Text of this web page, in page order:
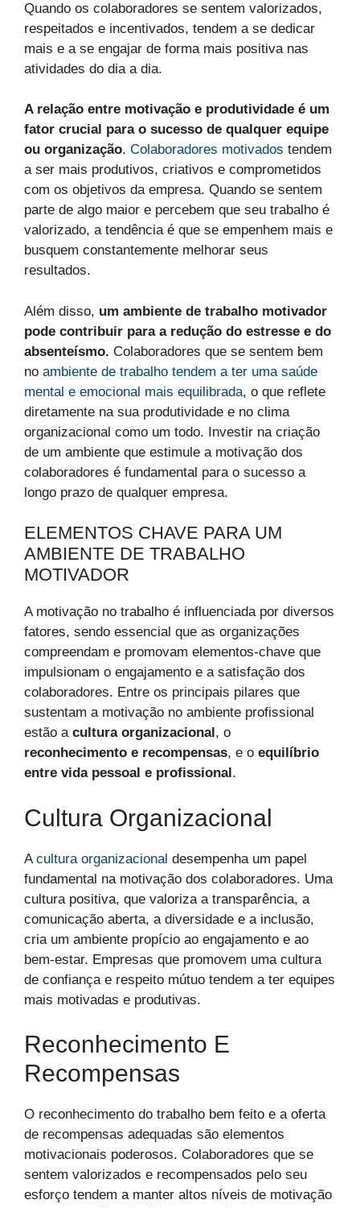
Quando os colaboradores se sentem valorizados,
respeitados e incentivados, tendem a se dedicar
mais e a se engajar de forma mais positiva nas
atividades do dia a dia.
A relação entre motivação e produtividade é um
fator crucial para o sucesso de qualquer equipe
ou organização. Colaboradores motivados tendem
a ser mais produtivos, criativos e comprometidos
com os objetivos da empresa. Quando se sentem
parte de algo maior e percebem que seu trabalho é
valorizado, a tendência é que se empenhem mais e
busquem constantemente melhorar seus
resultados.
Além disso, um ambiente de trabalho motivador
pode contribuir para a redução do estresse e do
absenteísmo. Colaboradores que se sentem bem
no ambiente de trabalho tendem a ter uma saúde
mental e emocional mais equilibrada, o que reflete
diretamente na sua produtividade e no clima
organizacional como um todo. Investir na criação
de um ambiente que estimule a motivação dos
colaboradores é fundamental para o sucesso a
longo prazo de qualquer empresa.
ELEMENTOS CHAVE PARA UM
AMBIENTE DE TRABALHO
MOTIVADOR
A motivação no trabalho é influenciada por diversos
fatores, sendo essencial que as organizações
compreendam e promovam elementos-chave que
impulsionam o engajamento e a satisfação dos
colaboradores. Entre os principais pilares que
sustentam a motivação no ambiente profissional
estão a cultura organizacional , o
reconhecimento e recompensas, e o equilíbrio
entre vida pessoal e profissional .
Cultura Organizacional
A cultura organizacional desempenha um papel
fundamental na motivação dos colaboradores. Uma
cultura positiva, que valoriza a transparência, a
comunicação aberta, a diversidade e a inclusão,
cria um ambiente propício ao engajamento e ao
bem-estar. Empresas que promovem uma cultura
de confiança e respeito mútuo tendem a ter equipes
mais motivadas e produtivas.
Reconhecimento E
Recompensas
O reconhecimento do trabalho bem feito e a oferta
de recompensas adequadas são elementos
motivacionais poderosos. Colaboradores que se
sentem valorizados e recompensados pelo seu
esforço tendem a manter altos níveis de motivação